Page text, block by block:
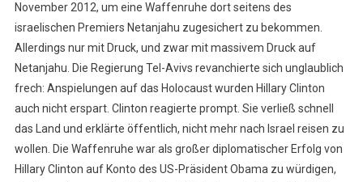
November 2012, um eine Waffenruhe dort seitens des
israelischen Premiers Netanjahu zugesichert zu bekommen.
Allerdings nur mit Druck, und zwar mit massivem Druck auf
Netanjahu. Die Regierung Tel-Avivs revanchierte sich unglaublich
frech: Anspielungen auf das Holocaust wurden Hillary Clinton
auch nicht erspart. Clinton reagierte prompt. Sie verließ schnell
das Land und erklärte öffentlich, nicht mehr nach Israel reisen zu
wollen. Die Waffenruhe war als großer diplomatischer Erfolg von
Hillary Clinton auf Konto des US-Präsident Obama zu würdigen,